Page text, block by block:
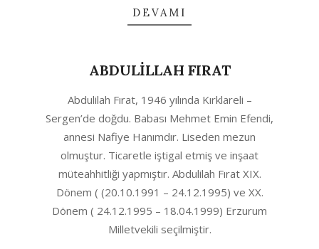
DEVAMI
ABDULİLLAH FIRAT
06
Abdulilah Fırat, 1946 yılında Kırklareli –
Sergen’de doğdu. Babası Mehmet Emin Efendi,
annesi Nafiye Hanımdır. Liseden mezun
olmuştur. Ticaretle iştigal etmiş ve inşaat
müteahhitliği yapmıştır. Abdulilah Fırat XIX.
Dönem ( (20.10.1991 – 24.12.1995) ve XX.
Dönem ( 24.12.1995 – 18.04.1999) Erzurum
Milletvekili seçilmiştir.